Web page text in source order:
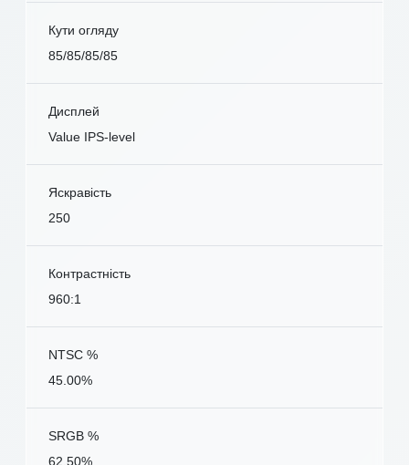
Кути огляду
85/85/85/85
Дисплей
Value IPS-level
Яскравість
250
Контрастність
960:1
NTSC %
45.00%
SRGB %
62.50%